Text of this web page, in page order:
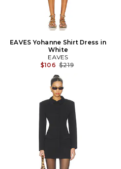
EAVES Yohanne Shirt Dress in
White
EAVES
$106 Prix Avant Réduction:
$219